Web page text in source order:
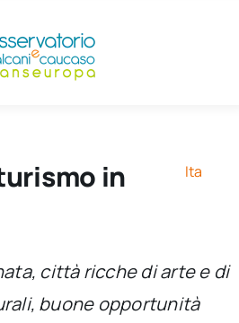
in
Ita
città ricche di arte e di
buone opportunità